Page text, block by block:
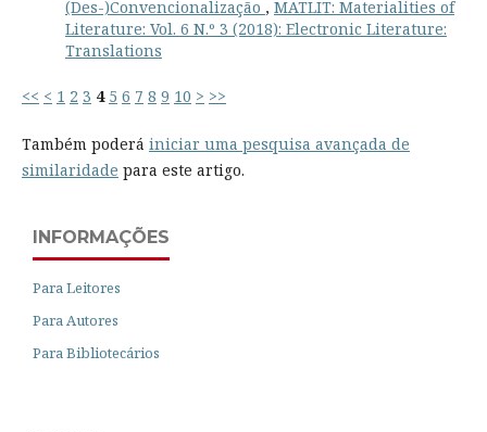
(Des-)Convencionalização , MATLIT: Materialities of
Literature: Vol. 6 N.º 3 (2018): Electronic Literature:
Translations
<< < 1 2 3 4 5 6 7 8 9 10 > >>
Também poderá iniciar uma pesquisa avançada de
similaridade para este artigo.
INFORMAÇÕES
Para Leitores
Para Autores
Para Bibliotecários